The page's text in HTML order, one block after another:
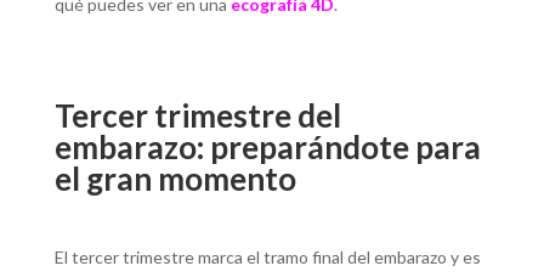
Tercer trimestre del
embarazo: preparándote para
el gran momento
El tercer trimestre marca el tramo final del embarazo y es